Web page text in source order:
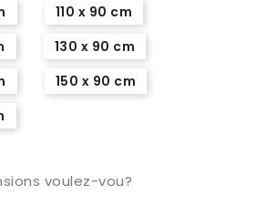
110 x 90 cm
130 x 90 cm
150 x 90 cm
voulez-vou?